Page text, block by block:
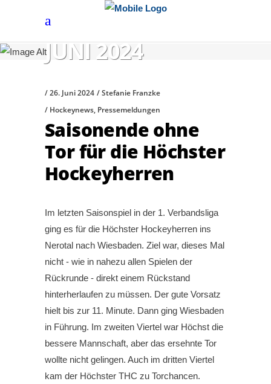
JUNI 2024
26. Juni 2024
Stefanie Franzke
Hockeynews, Pressemeldungen
Saisonende ohne
Tor für die Höchster
Hockeyherren
Im letzten Saisonspiel in der 1. Verbandsliga
ging es für die Höchster Hockeyherren ins
Nerotal nach Wiesbaden. Ziel war, dieses Mal
nicht - wie in nahezu allen Spielen der
Rückrunde - direkt einem Rückstand
hinterherlaufen zu müssen. Der gute Vorsatz
hielt bis zur 11. Minute. Dann ging Wiesbaden
in Führung. Im zweiten Viertel war Höchst die
bessere Mannschaft, aber das ersehnte Tor
wollte nicht gelingen. Auch im dritten Viertel
kam der Höchster THC zu Torchancen.